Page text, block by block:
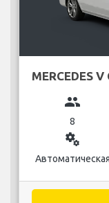
MERCEDES V
group
8
miscellaneous_services
Автоматическая